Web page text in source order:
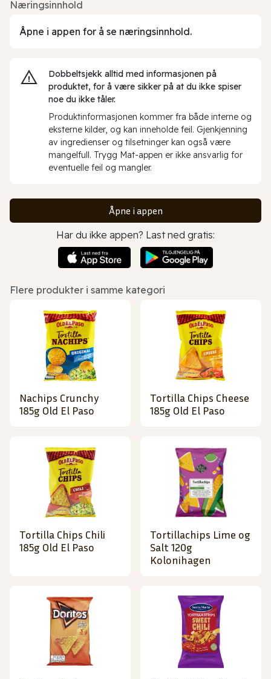
Næringsinnhold
Åpne i appen for å se næringsinnhold.
Dobbeltsjekk alltid med informasjonen på
produktet, for å være sikker på at du ikke spiser
noe du ikke tåler.
Produktinformasjonen kommer fra både interne og
eksterne kilder, og kan inneholde feil. Gjenkjenning
av ingredienser og tilsetninger kan også være
mangelfull. Trygg Mat-appen er ikke ansvarlig for
eventuelle feil og mangler.
Åpne i appen
Har du ikke appen? Last ned gratis:
Flere produkter i samme kategori
Nachips Crunchy
185g Old El Paso
Tortilla Chips Cheese
185g Old El Paso
Tortilla Chips Chili
185g Old El Paso
Tortillachips Lime og
Salt 120g
Kolonihagen